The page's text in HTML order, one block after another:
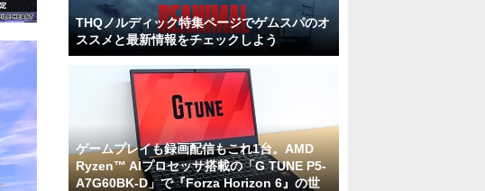
THQノルディック特集ページでゲムスパのオ
ススメと最新情報をチェックしよう
ゲームプレイも録画配信もこれ1台。AMD
Ryzen™ AIプロセッサ搭載の「G TUNE P5-
A7G60BK-D」で『Forza Horizon 6』の世